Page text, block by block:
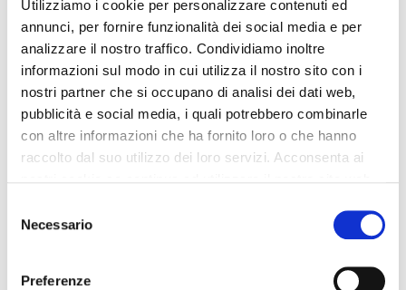
Utilizziamo i cookie per personalizzare contenuti ed
annunci, per fornire funzionalità dei social media e per
analizzare il nostro traffico. Condividiamo inoltre
informazioni sul modo in cui utilizza il nostro sito con i
nostri partner che si occupano di analisi dei dati web,
pubblicità e social media, i quali potrebbero combinarle
con altre informazioni che ha fornito loro o che hanno
raccolto dal suo utilizzo dei loro servizi. Acconsenta ai
delNecessario
Preferenze